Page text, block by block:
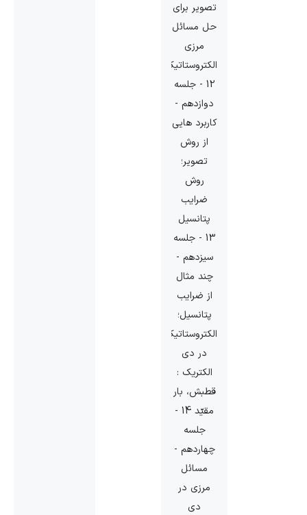
تصویر برای
حل مسائل
مرزی
الکتروستاتیک
12 - جلسه
دوازدهم -
کاربرد هایی
از روش
تصویر؛
روش
ضرایب
پتانسیل
13 - جلسه
سیزدهم -
چند مثال
از ضرایب
پتانسیل؛
الکتروستاتیک
در دی
الکتریک :
قطبش، بار
مقیّد 14 -
جلسه
چهاردهم -
مسائل
مرزی در
دی